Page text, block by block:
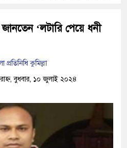
‘লটারি পেয়ে ধনী
কুমিল্লা
বুধবার, ১০ জুলাই ২০২৪